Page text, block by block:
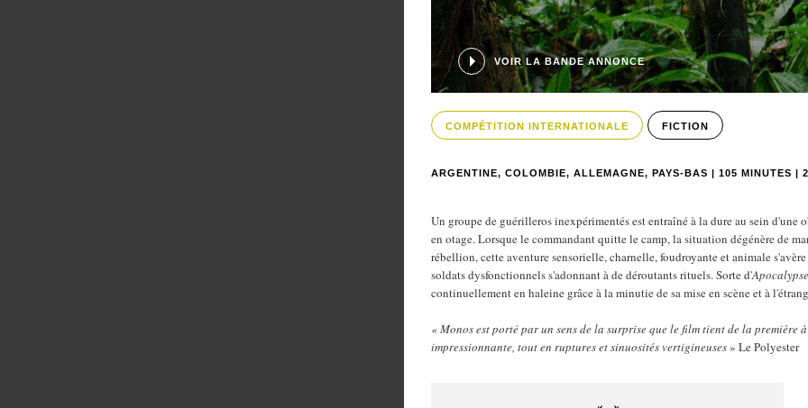
VOIR LA BANDE ANNONCE
COMPÉTITION INTERNATIONALE FICTION
ARGENTINE, COLOMBIE, ALLEMAGNE, PAYS-BAS | 105 MINUTES |
Un groupe de guérilleros inexpérimentés est entraîné à la dure au sein
en otage. Lorsque le commandant quitte le camp, la situation dégénère de
rébellion, cette aventure sensorielle, charnelle, foudroyante et animale
soldats dysfonctionnels s'adonnant à de déroutants rituels. Sorte d'
continuellement en haleine grâce à la minutie de sa mise en scène et à
« Monos est porté par un sens de la surprise que le film tient de la première
impressionnante, tout en ruptures et sinuosités vertigineuses» Le Polyester